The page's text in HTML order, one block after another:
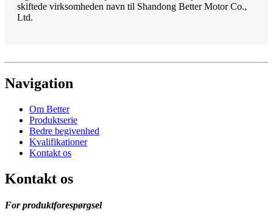
skiftede virksomheden navn til Shandong Better Motor Co.,
Ltd.
Navigation
Om Better
Produktserie
Bedre begivenhed
Kvalifikationer
Kontakt os
Kontakt os
For produktforespørgsel